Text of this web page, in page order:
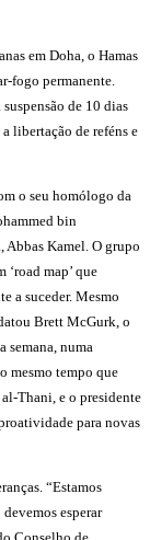
em Doha, o Hamas
fogo permanente.
de 10 dias
libertação de reféns e
o seu homólogo da
bin
Kamel. O grupo
map’ que
a suceder. Mesmo
Brett McGurk, o
semana, numa
mesmo tempo que
Thani, e o presidente
para novas
“Estamos
esperar